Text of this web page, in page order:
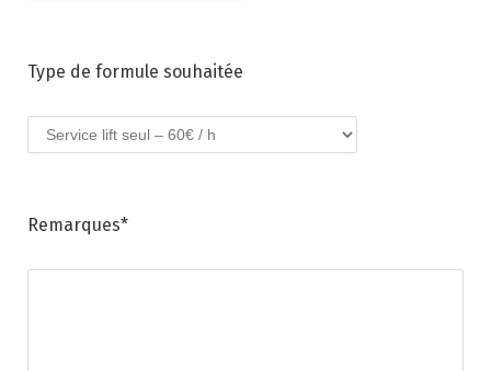
Type de formule souhaitée
Remarques*